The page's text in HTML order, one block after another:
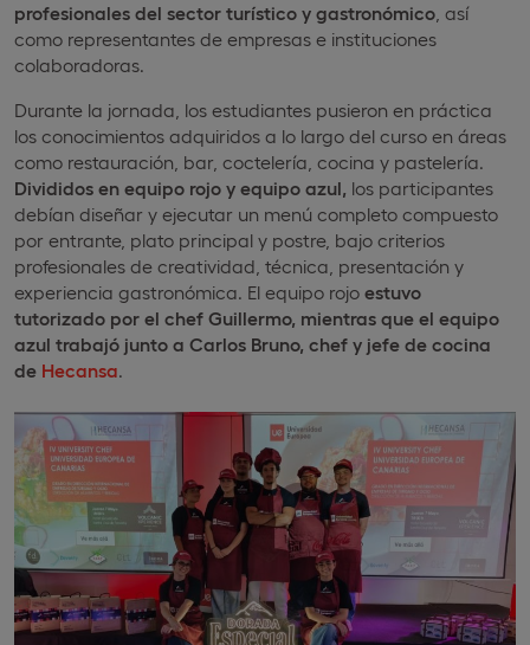
profesionales del sector turístico y gastronómico , así
como representantes de empresas e instituciones
colaboradoras.
Durante la jornada, los estudiantes pusieron en práctica
los conocimientos adquiridos a lo largo del curso en áreas
como restauración, bar, coctelería, cocina y pastelería.
Divididos en equipo rojo y equipo azul, los participantes
debían diseñar y ejecutar un menú completo compuesto
por entrante, plato principal y postre, bajo criterios
profesionales de creatividad, técnica, presentación y
experiencia gastronómica. El equipo rojo estuvo
tutorizado por el chef Guillermo, mientras que el equipo
azul trabajó junto a Carlos Bruno, chef y jefe de cocina
de Hecansa.